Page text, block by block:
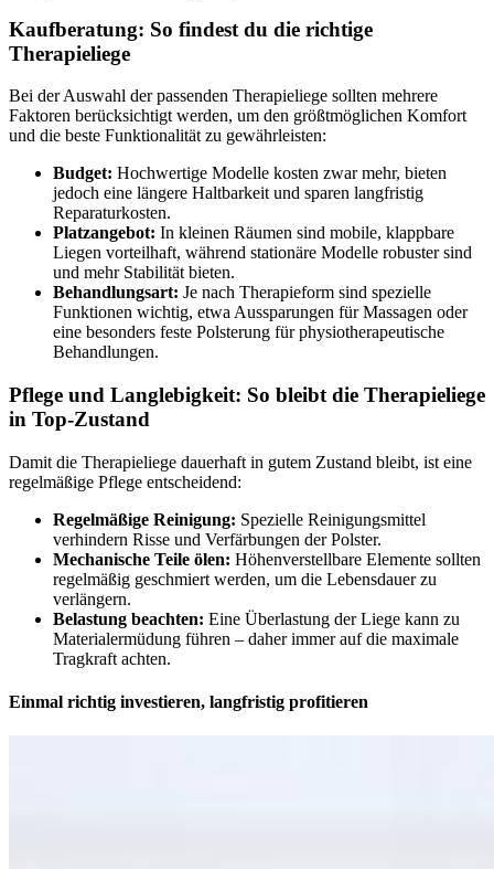
Kaufberatung: So findest du die richtige
Therapieliege
Bei der Auswahl der passenden Therapieliege sollten mehrere
Faktoren berücksichtigt werden, um den größtmöglichen Komfort
und die beste Funktionalität zu gewährleisten:
Budget: Hochwertige Modelle kosten zwar mehr, bieten
jedoch eine längere Haltbarkeit und sparen langfristig
Reparaturkosten.
Platzangebot: In kleinen Räumen sind mobile, klappbare
Liegen vorteilhaft, während stationäre Modelle robuster sind
und mehr Stabilität bieten.
Behandlungsart: Je nach Therapieform sind spezielle
Funktionen wichtig, etwa Aussparungen für Massagen oder
eine besonders feste Polsterung für physiotherapeutische
Behandlungen.
Pflege und Langlebigkeit: So bleibt die Therapieliege
in Top-Zustand
Damit die Therapieliege dauerhaft in gutem Zustand bleibt, ist eine
regelmäßige Pflege entscheidend:
Regelmäßige Reinigung: Spezielle Reinigungsmittel
verhindern Risse und Verfärbungen der Polster.
Mechanische Teile ölen: Höhenverstellbare Elemente sollten
regelmäßig geschmiert werden, um die Lebensdauer zu
verlängern.
Belastung beachten: Eine Überlastung der Liege kann zu
Materialermüdung führen – daher immer auf die maximale
Tragkraft achten.
Einmal richtig investieren, langfristig profitieren